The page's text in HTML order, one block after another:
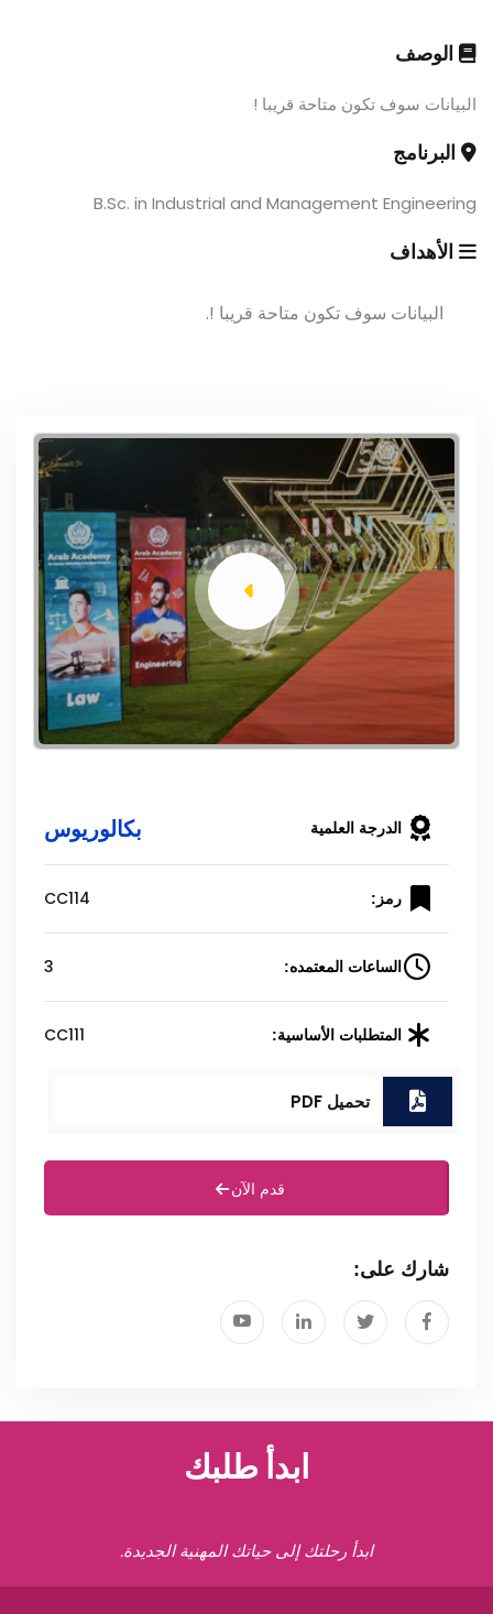
الوصف
البيانات سوف تكون متاحة قريبا !
البرنامج
B.Sc. in Industrial and Management Engineering
الأهداف
البيانات سوف تكون متاحة قريبا !.
الدرجة العلمية بكالوريوس
رمز: CC114
الساعات المعتمده: 3
المتطلبات الأساسية: CC111
تحميل PDF
قدم الآن
شارك على:
ابدأ طلبك
ابدأ رحلتك إلى حياتك المهنية الجديدة.